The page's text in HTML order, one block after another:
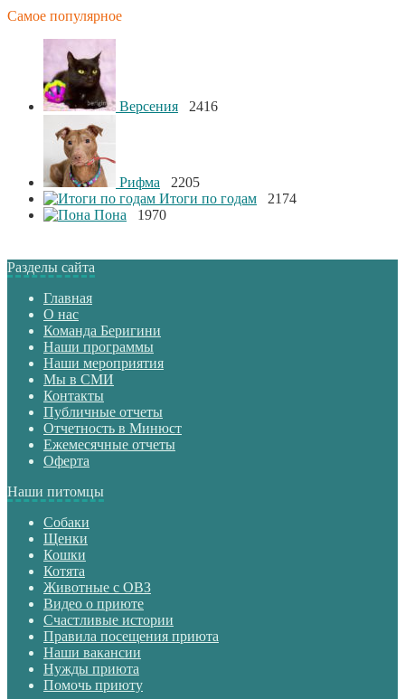
Самое популярное
Версения 2416
Рифма
2205
Итоги по годам
2174
Пона
1970
Разделы сайта
Главная
О нас
Команда Беригини
Наши программы
Наши мероприятия
Мы в СМИ
Контакты
Публичные отчеты
Отчетность в Минюст
Ежемесячные отчеты
Оферта
Наши питомцы
Собаки
Щенки
Кошки
Котята
Животные с ОВЗ
Видео о приюте
Счастливые истории
Правила посещения приюта
Наши вакансии
Нужды приюта
Помочь приюту